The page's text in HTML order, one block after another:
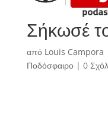
Σήκωσέ
από Louis Campora
Ποδόσφαιρο| 0